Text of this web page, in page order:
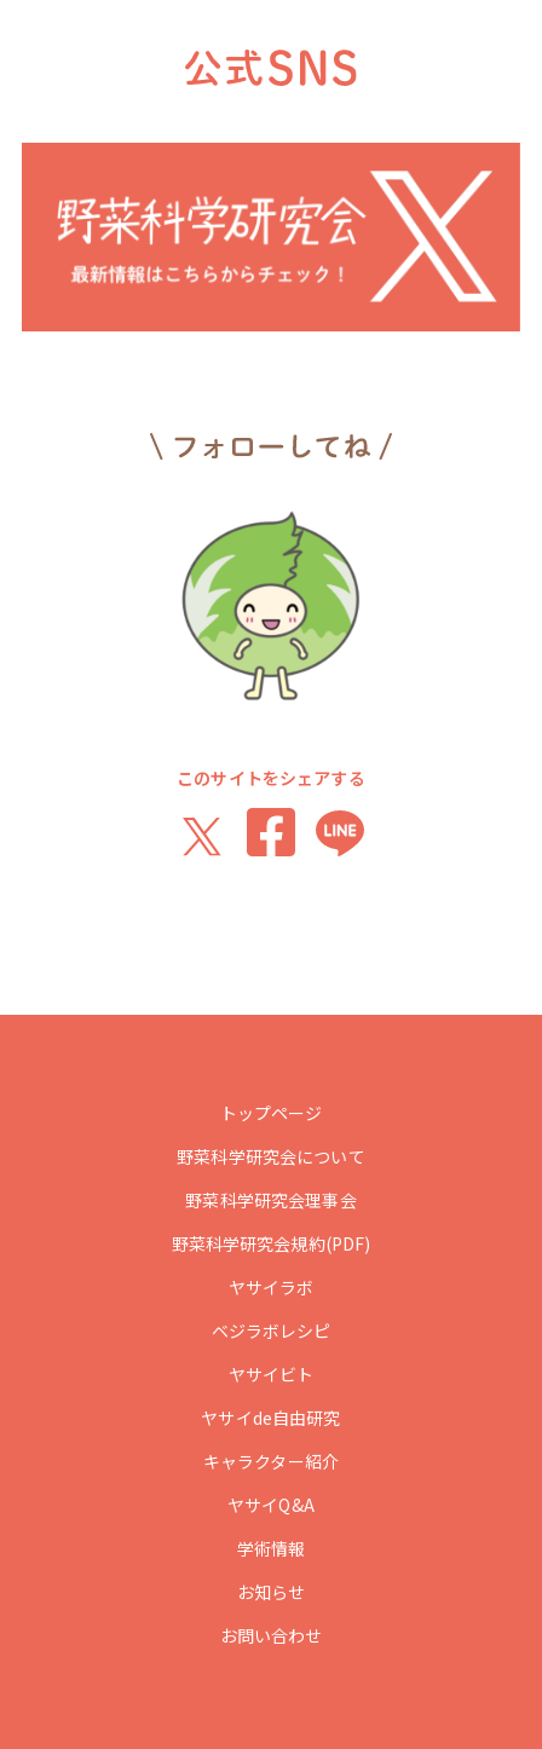
このサイトをシェアする
トップページ
野菜科学研究会について
野菜科学研究会理事会
野菜科学研究会規約(PDF)
ヤサイラボ
ベジラボレシピ
ヤサイビト
ヤサイde自由研究
キャラクター紹介
ヤサイQ&A
学術情報
お知らせ
お問い合わせ